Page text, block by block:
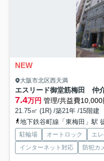
NEW
大阪市北区西天満
エスリード御堂筋梅田 仲
7.4万円 管理/共益費10,000
21.75㎡ (1R) /築21年 /15階建
地下鉄谷町線「東梅田」駅
駐輪場 オートロック エ
インターネット対応
防犯カ